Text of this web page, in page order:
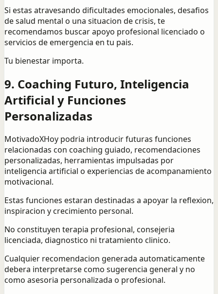
Si estas atravesando dificultades emocionales, desafios
de salud mental o una situacion de crisis, te
recomendamos buscar apoyo profesional licenciado o
servicios de emergencia en tu pais.
Tu bienestar importa.
9. Coaching Futuro, Inteligencia
Artificial y Funciones
Personalizadas
MotivadoXHoy podria introducir futuras funciones
relacionadas con coaching guiado, recomendaciones
personalizadas, herramientas impulsadas por
inteligencia artificial o experiencias de acompanamiento
motivacional.
Estas funciones estaran destinadas a apoyar la reflexion,
inspiracion y crecimiento personal.
No constituyen terapia profesional, consejeria
licenciada, diagnostico ni tratamiento clinico.
Cualquier recomendacion generada automaticamente
debera interpretarse como sugerencia general y no
como asesoria personalizada o profesional.